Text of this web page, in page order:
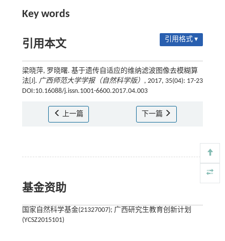
Key words
引用本文 引用格式 ▾
梁晓萍, 罗晓曙. 基于遗传自适应的维纳滤波图像去模糊算
法[J]. 广西师范大学学报（自然科学版） , 2017, 35(04): 17-23
DOI:10.16088/j.issn.1001-6600.2017.04.003
上一篇 下一篇
基金资助
国家自然科学基金(21327007); 广西研究生教育创新计划
(YCSZ2015101)